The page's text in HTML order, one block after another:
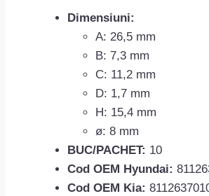
Dimensiuni:
A: 26,5 mm
B: 7,3 mm
C: 11,2 mm
D: 1,7 mm
H: 15,4 mm
ø: 8 mm
BUC/PACHET: 10
Cod OEM Hyundai:
Cod OEM Kia: